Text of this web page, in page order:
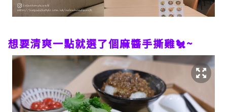
想要清爽一點就選了個麻醬手撕雞🐔~